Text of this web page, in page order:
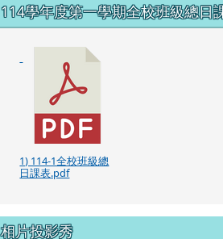
114學年度第一學期全校班級總日
1) 114-1全校班級總
日課表.pdf
相片投影秀